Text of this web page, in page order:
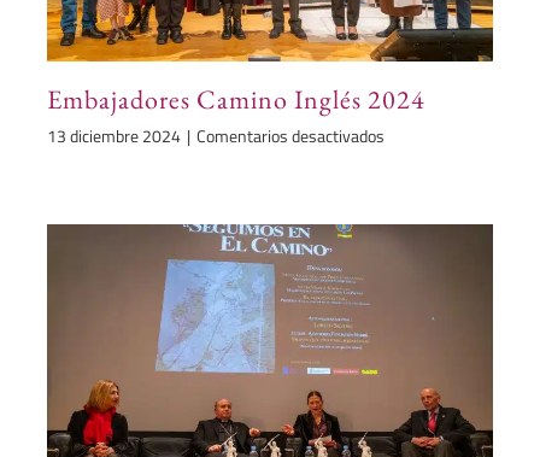
Embajadores Camino Inglés 2024
13 diciembre 2024 | Comentarios desactivadosen
2024